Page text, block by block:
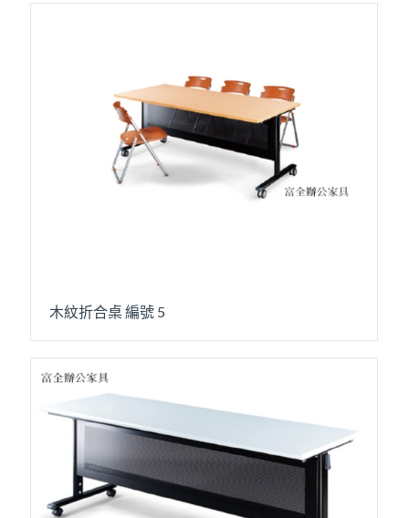
木紋折合桌 編號 5